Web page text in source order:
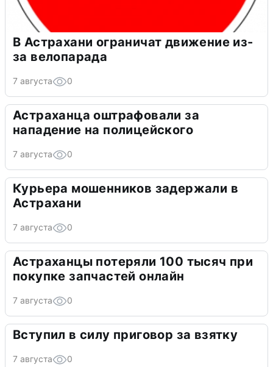
В Астрахани ограничат движение из-
за велопарада
7 августа 0
Астраханца оштрафовали за
нападение на полицейского
7 августа 0
Курьера мошенников задержали в
Астрахани
7 августа 0
Астраханцы потеряли 100 тысяч при
покупке запчастей онлайн
7 августа 0
Вступил в силу приговор за взятку
7 августа 0